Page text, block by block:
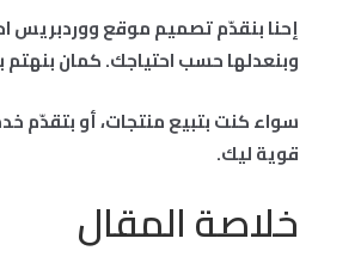
إحنا بنقدّم تصميم موقع ووردبريس
وبنعدلها حسب احتياجك. كمان
سواء كنت بتبيع منتجات، أو
قوية ليك.
خلاصة المقال